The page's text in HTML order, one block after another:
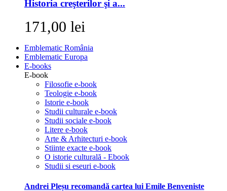
Historia creşterilor şi a...
171,00 lei
Emblematic România
Emblematic Europa
E-books
E-book
Filosofie e-book
Teologie e-book
Istorie e-book
Studii culturale e-book
Studii sociale e-book
Litere e-book
Arte & Arhitecturi e-book
Stiinte exacte e-book
O istorie culturală - Ebook
Studii si eseuri e-book
Andrei Pleșu recomandă cartea lui Emile Benveniste